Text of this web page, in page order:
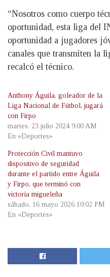
“Nosotros como cuerpo
oportunidad, esta liga del
oportunidad a jugadores
canales que transmiten la
recalcó el técnico.
Anthony Águila, goleador de la
Liga Nacional de Fútbol, jugará
con Firpo
martes, 23 julio 2024 9:00 AM
En «Deportes»
Protección Civil mantuvo
dispositivo de seguridad
durante el partido entre Águila
y Firpo, que terminó con
victoria migueleña
sábado, 16 mayo 2026 10:02 PM
En «Deportes»